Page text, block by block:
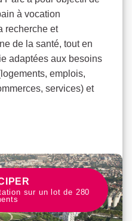
à vocation
recherche et
de la santé, tout en
adaptées aux besoins
emplois,
services) et
À LA
sur un lot de 280